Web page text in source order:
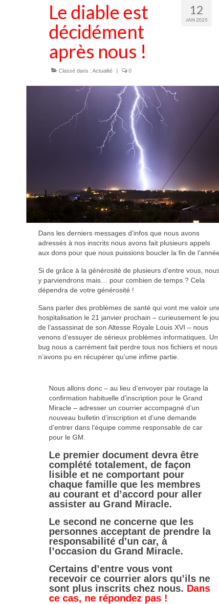
12
JAN 2025
Le diable est
décidément
après nous !
Classé dans : Actualité | 0
Dans les derniers messages d’infos que nous avons
adressés à nos inscrits nous avons fait plusieurs appels
aux dons pour que nous puissions boucler la fin de
Si de grâce à la générosité de plusieurs d’entre vous,
y parviendrons mais… pour combien de temps ? Cela
dépendra de votre générosité !
Sans parler des problèmes de santé qui vont me valoir
hospitalisation le 21 janvier prochain – curieusement le
de l’assassinat de son Altesse Royale Louis XVI – nous
venons d’essuyer de sérieux problèmes informatiques. Un
bug nous a carrément fait perdre tous nos fichiers et nous
n’avons pu en récupérer qu’une infime partie.
Nous allons donc – au lieu d’envoyer par routage la
confirmation habituelle d’inscription pour le Grand
Miracle – adresser un courrier accompagné d’un
nouveau bulletin d’inscription et d’une demande
d’entrer dans l’équipe comme responsable de car
pour le GM.
Le premier document devra être
complété totalement, de façon
lisible et ne comportant pour
chaque famille que les membres
au courant et d’accord pour aller
assister au Grand Miracle.
Le second ne concerne que les
personnes acceptant de prendre la
responsabilité d’un car, à
l’occasion du Grand Miracle.
Certains d’entre vous vont
recevoir ce courrier alors qu’ils ne
sont plus inscrits chez nous. Dans
ce cas, ne répondez pas !